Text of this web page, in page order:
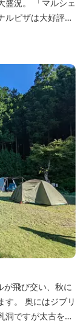
盛況。 「マルシェ
ルピザは大好評！
ットになった
かつら池どうぶつ
飛び交い、秋に
ブリ
洞ですが太古を想